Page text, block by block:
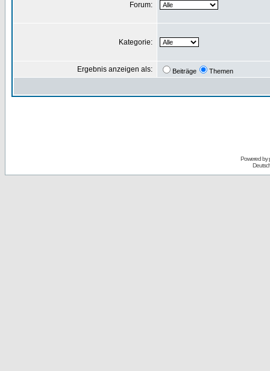
Forum:
Kategorie:
Ergebnis anzeigen als: Beiträge Themen
Powered by